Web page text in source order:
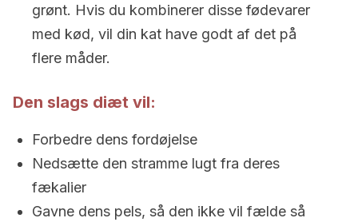
grønt. Hvis du kombinerer disse fødevarer
med kød, vil din kat have godt af det på
flere måder.
Den slags diæt vil:
Forbedre dens fordøjelse
Nedsætte den stramme lugt fra deres
fækalier
Gavne dens pels, så den ikke vil fælde så